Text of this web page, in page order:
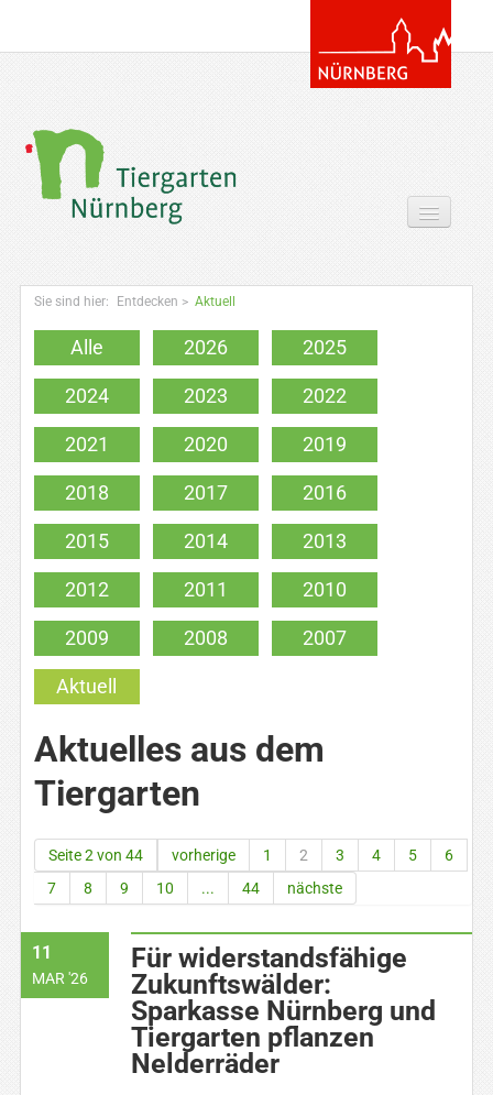
Entdecken
Angebote
Sie sind hier: Entdecken > Aktuell
Alle 2026 2025
2024 2023 2022
2021 2020 2019
2018 2017 2016
2015 2014 2013
2012 2011 2010
2009 2008 2007
Aktuell
Aktuelles aus dem
Tiergarten
Seite 2 von 44 vorherige 1 2 3 4 5
6
7
8 9 10 ... 44 nächste
11
MAR '26
Für widerstandsfähige
Zukunftswälder:
Sparkasse Nürnberg und
Tiergarten pflanzen
Nelderräder